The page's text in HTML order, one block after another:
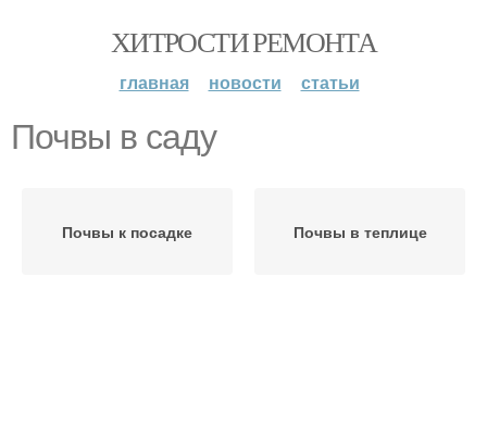
ХИТРОСТИ РЕМОНТА
главная новости статьи
Почвы в саду
Почвы к посадке Почвы в теплице